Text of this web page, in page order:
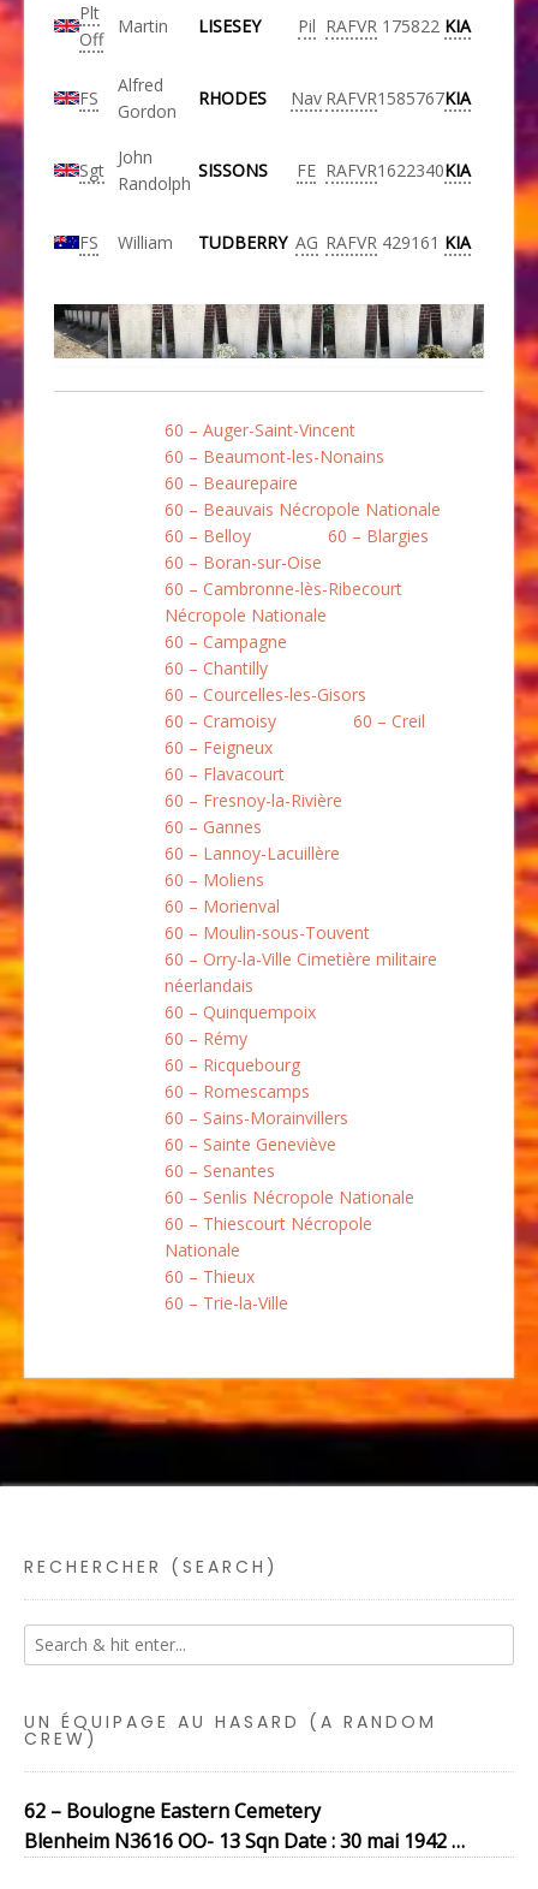
Plt
Off
Martin LISESEY Pil RAFVR 175822 KIA
FS
Alfred
Gordon
RHODES Nav RAFVR1585767KIA
Sgt
John
Randolph
SISSONS FE RAFVR1622340KIA
FS William TUDBERRY AG RAFVR 429161 KIA
60 – Auger-Saint-Vincent
60 – Beaumont-les-Nonains
60 – Beaurepaire
60 – Beauvais Nécropole Nationale
60 – Belloy
60 – Blargies
60 – Boran-sur-Oise
60 – Cambronne-lès-Ribecourt
Nécropole Nationale
60 – Campagne
60 – Chantilly
60 – Courcelles-les-Gisors
60 – Cramoisy
60 – Creil
60 – Feigneux
60 – Flavacourt
60 – Fresnoy-la-Rivière
60 – Gannes
60 – Lannoy-Lacuillère
60 – Moliens
60 – Morienval
60 – Moulin-sous-Touvent
60 – Orry-la-Ville Cimetière militaire
néerlandais
60 – Quinquempoix
60 – Rémy
60 – Ricquebourg
60 – Romescamps
60 – Sains-Morainvillers
60 – Sainte Geneviève
60 – Senantes
60 – Senlis Nécropole Nationale
60 – Thiescourt Nécropole
Nationale
60 – Thieux
60 – Trie-la-Ville
RECHERCHER (SEARCH)
UN ÉQUIPAGE AU HASARD (A RANDOM
CREW)
62 – Boulogne Eastern Cemetery
Blenheim N3616 OO- 13 Sqn Date : 30 mai 1942 …